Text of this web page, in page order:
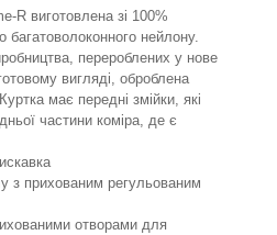
R виготовлена зі 100%
багатоволоконного нейлону.
перероблених у нове
вигляді, оброблена
має передні змійки, які
частини коміра, де є
з прихованим регульованим
отворами для